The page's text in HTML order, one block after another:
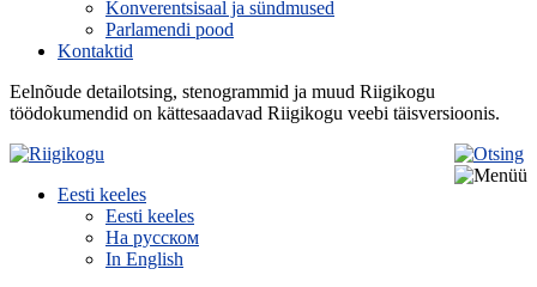
Konverentsisaal ja sündmused
Parlamendi pood
Kontaktid
Eelnõude detailotsing, stenogrammid ja muud Riigikogu
töödokumendid on kättesaadavad Riigikogu veebi täisversioonis.
Eesti keeles
Eesti keeles
На русском
In English